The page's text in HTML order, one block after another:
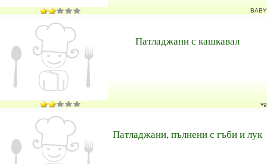
BABY
Патладжани с кашкавал
vg
Патладжани, пълнени с гъби и лук